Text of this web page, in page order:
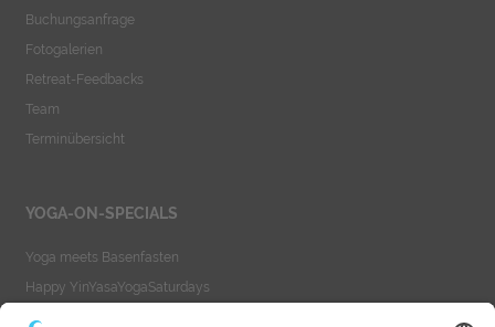
Buchungsanfrage
Fotogalerien
Retreat-Feedbacks
Team
Terminübersicht
YOGA-ON-SPECIALS
Yoga meets Basenfasten
Happy YinYasaYogaSaturdays
Yoga meets Ayurveda